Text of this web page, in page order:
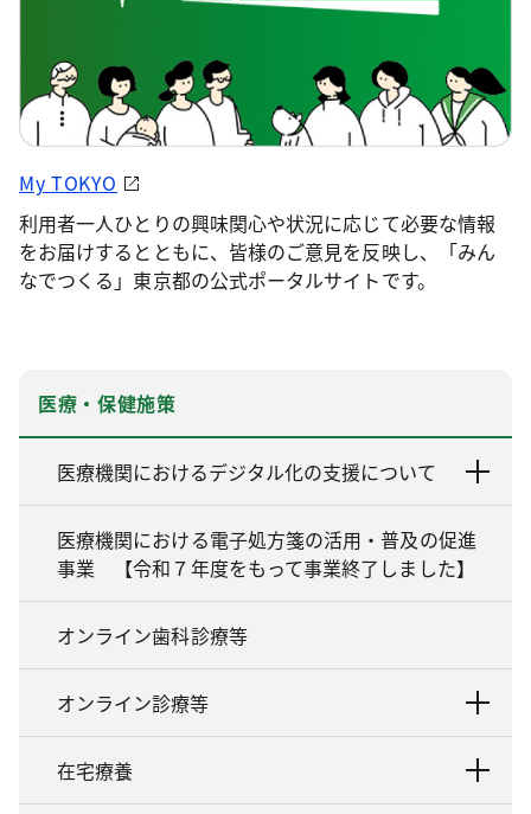
My TOKYO
利用者一人ひとりの興味関心や状況に応じて必要な情報
をお届けするとともに、皆様のご意見を反映し、「みん
なでつくる」東京都の公式ポータルサイトです。
医療・保健施策
医療機関におけるデジタル化の支援について
医療機関における電子処方箋の活用・普及の促進
事業 【令和７年度をもって事業終了しました】
オンライン歯科診療等
オンライン診療等
在宅療養